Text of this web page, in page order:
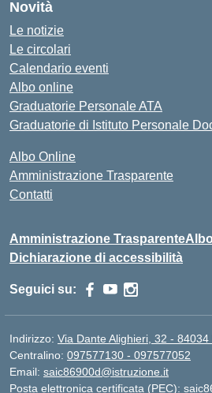
Novità
Le notizie
Le circolari
Calendario eventi
Albo online
Graduatorie Personale ATA
Graduatorie di Istituto Personale
Albo Online
Amministrazione Trasparente
Contatti
Amministrazione Trasparente
Dichiarazione di accessibilità
Seguici su:
Indirizzo: Via Dante Alighieri, 32 - 84034
Centralino: 097577130 - 097577052
Email: saic86900d@istruzione.it
Posta elettronica certificata (PEC):